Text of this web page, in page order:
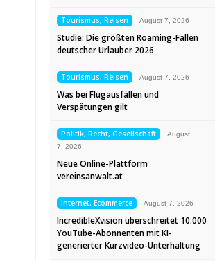
Tourismus, Reisen August 7, 2026
Studie: Die größten Roaming-Fallen
deutscher Urlauber 2026
Tourismus, Reisen August 7, 2026
Was bei Flugausfällen und
Verspätungen gilt
Politik, Recht, Gesellschaft
August
7, 2026
Neue Online-Plattform
vereinsanwalt.at
Internet, Ecommerce August 7, 2026
IncredibleXvision überschreitet 10.000
YouTube-Abonnenten mit KI-
generierter Kurzvideo-Unterhaltung